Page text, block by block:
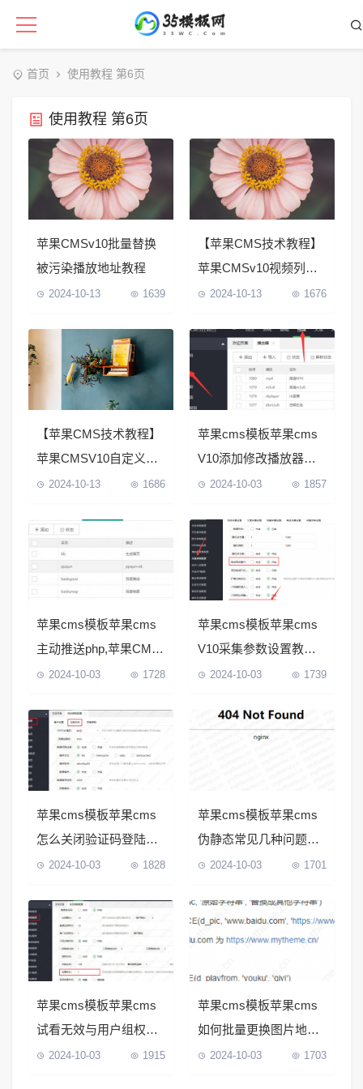
首页 使用教程 第6页
使用教程 第6页
苹果CMSv10批量替换
被污染播放地址教程
2024-10-13 1639
【苹果CMS技术教程】
苹果CMSv10视频列表
标签对照表
2024-10-13 1676
【苹果CMS技术教程】
苹果CMSV10自定义资
源库采集教程
2024-10-13 1686
苹果cms模板苹果cms
V10添加修改播放器教
程（苹果cms怎么统一
2024-10-03 1857
苹果cms模板苹果cms
主动推送php,苹果CMS
V10 定时生成静态和网
2024-10-03 1728
苹果cms模板苹果cms
V10采集参数设置教程
（苹果cms自动采集设
2024-10-03 1739
苹果cms模板苹果cms
怎么关闭验证码登陆后
台 2024-10-03 1828
苹果cms模板苹果cms
伪静态常见几种问题解
决教程
2024-10-03 1701
苹果cms模板苹果cms
试看无效与用户组权限
设置教程
2024-10-03 1915
苹果cms模板苹果cms
如何批量更换图片地址
和播放地址
2024-10-03 1703